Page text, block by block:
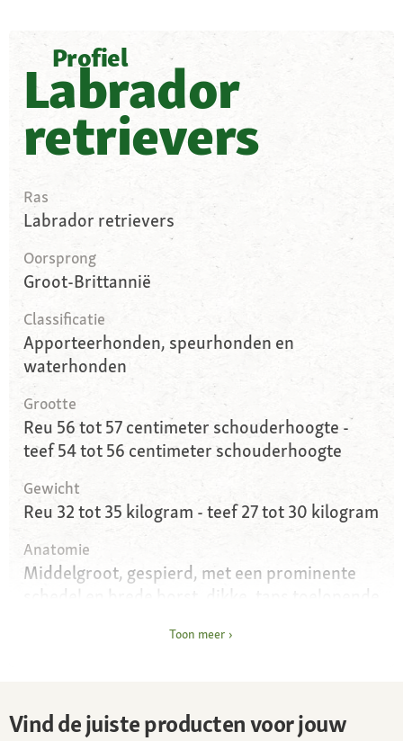
Profiel
Labrador
retrievers
Ras
Labrador retrievers
Oorsprong
Groot-Brittannië
Classificatie
Apporteerhonden, speurhonden en
waterhonden
Grootte
Reu 56 tot 57 centimeter schouderhoogte -
teef 54 tot 56 centimeter schouderhoogte
Gewicht
Reu 32 tot 35 kilogram - teef 27 tot 30 kilogram
Anatomie
Middelgroot, gespierd, met een prominente
schedel en brede borst, dikke, taps toelopende
Oren
Toon meer
Vind de juiste producten voor jouw